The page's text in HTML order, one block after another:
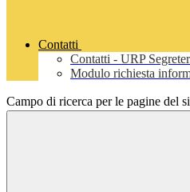
Contatti
Contatti - URP
Modulo richiesta
Campo di ricerca per le pagine del